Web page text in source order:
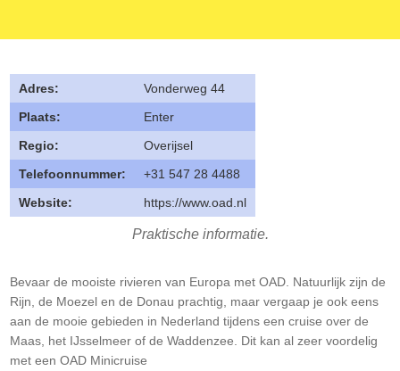
Adres:
Vonderweg 44
Plaats:
Enter
Regio:
Overijsel
Telefoonnummer:
+31 547 28 4488
Website:
https://www.oad.nl
Praktische informatie.
Bevaar de mooiste rivieren van Europa met OAD. Natuurlijk zijn de
Rijn, de Moezel en de Donau prachtig, maar vergaap je ook eens
aan de mooie gebieden in Nederland tijdens een cruise over de
Maas, het IJsselmeer of de Waddenzee. Dit kan al zeer voordelig
met een OAD Minicruise